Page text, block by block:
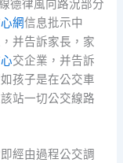
德律風向路況部分
網信息批示中
并告訴家長，家
交企業，并告訴
孩子是在公交車
站一切公交線路
經由過程公交調